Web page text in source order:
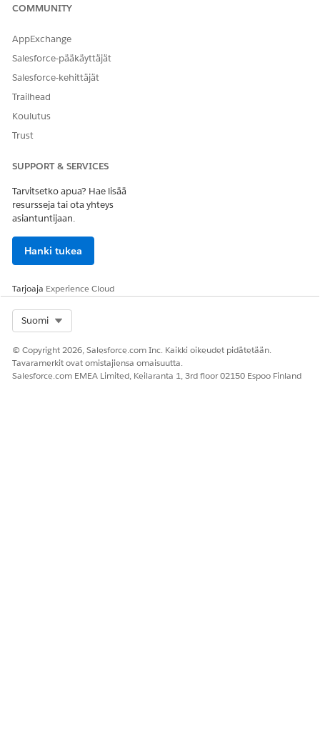
COMMUNITY
AppExchange
Salesforce-pääkäyttäjät
Salesforce-kehittäjät
Trailhead
Koulutus
Trust
SUPPORT & SERVICES
Tarvitsetko apua? Hae lisää
resursseja tai ota yhteys
asiantuntijaan.
Hanki tukea
Tarjoaja Experience Cloud
Suomi
© Copyright 2026, Salesforce.com Inc. Kaikki oikeudet pidätetään.
Tavaramerkit ovat omistajiensa omaisuutta.
Salesforce.com EMEA Limited, Keilaranta 1, 3rd floor 02150 Espoo Finland